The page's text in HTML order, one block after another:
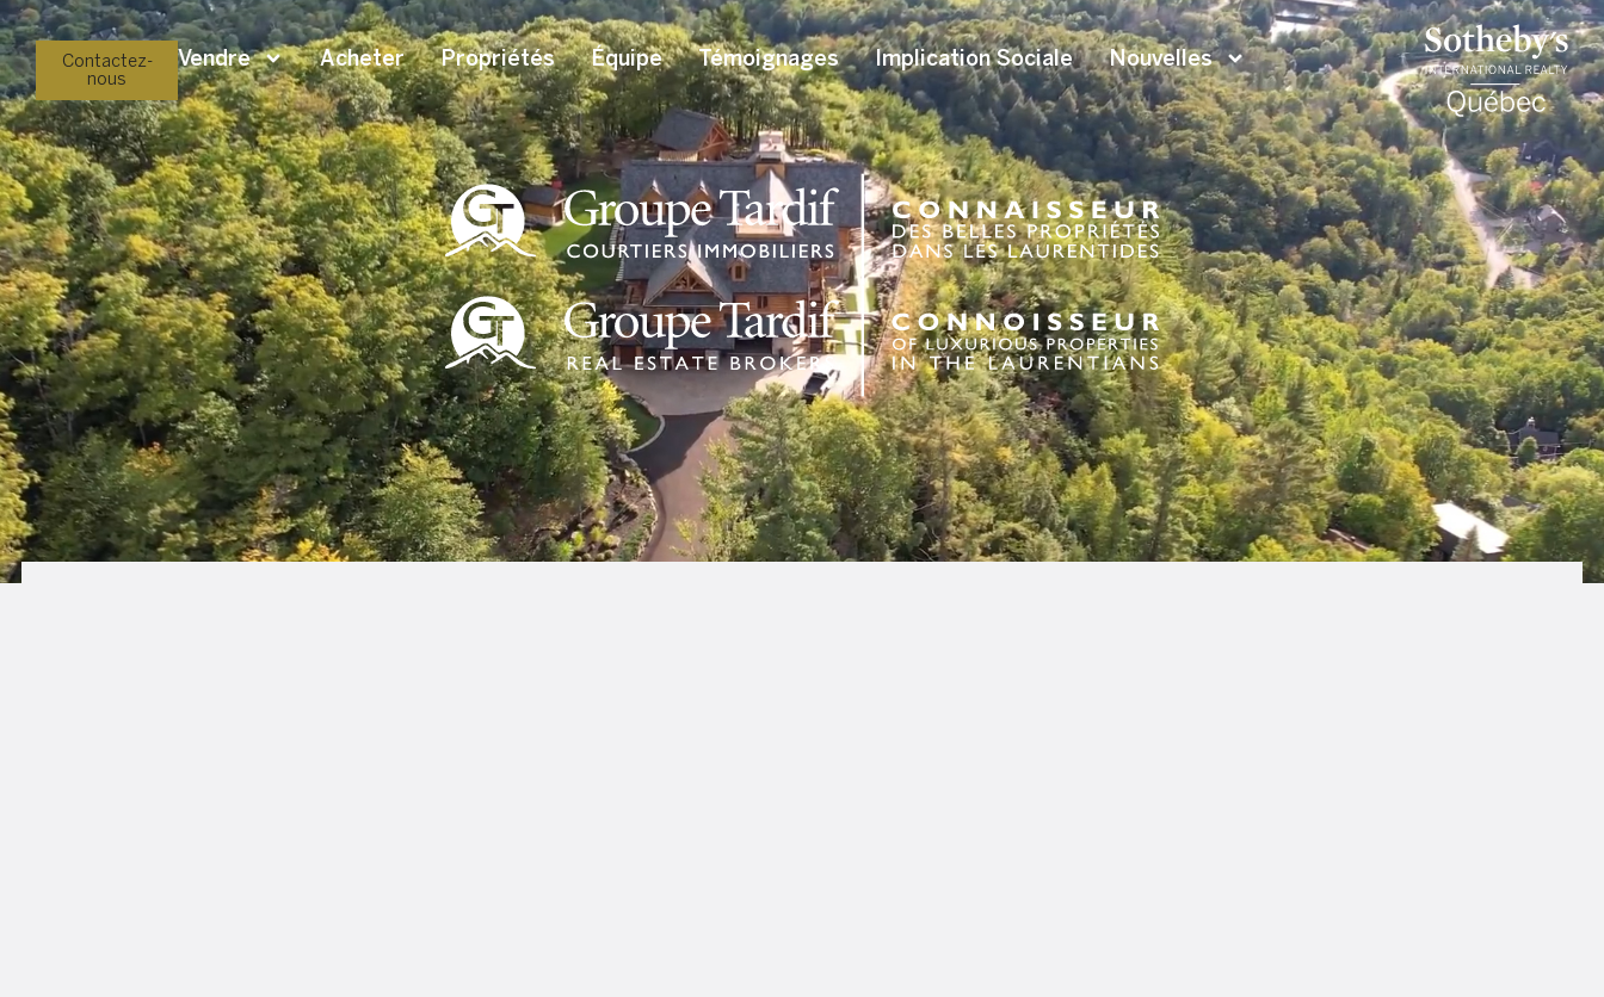
Contactez-
nous
Vendre Acheter Propriétés Équipe Témoignages Implication Sociale Nouvelles